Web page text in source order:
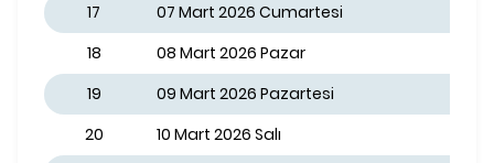
17
07 Mart 2026 Cumartesi
18
08 Mart 2026 Pazar
19
09 Mart 2026 Pazartesi
20
10 Mart 2026 Salı